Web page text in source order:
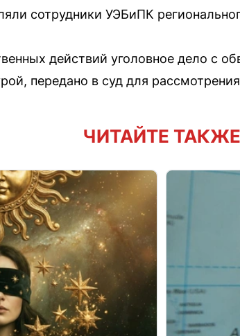
сотрудники УЭБиПК
действий уголовное дело с
передано в суд для
ЧИТАЙТЕ ТАКЖЕ